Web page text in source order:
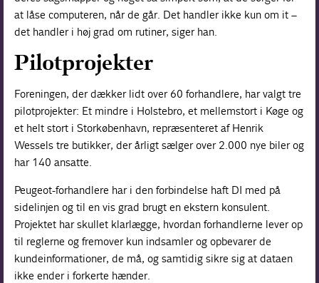
at låse computeren, når de går. Det handler ikke kun om it –
det handler i høj grad om rutiner, siger han.
Pilotprojekter
Foreningen, der dækker lidt over 60 forhandlere, har valgt tre
pilotprojekter: Et mindre i Holstebro, et mellemstort i Køge og
et helt stort i Storkøbenhavn, repræsenteret af Henrik
Wessels tre butikker, der årligt sælger over 2.000 nye biler og
har 140 ansatte.
Peugeot-forhandlere har i den forbindelse haft DI med på
sidelinjen og til en vis grad brugt en ekstern konsulent.
Projektet har skullet klarlægge, hvordan forhandlerne lever op
til reglerne og fremover kun indsamler og opbevarer de
kundeinformationer, de må, og samtidig sikre sig at dataen
ikke ender i forkerte hænder.